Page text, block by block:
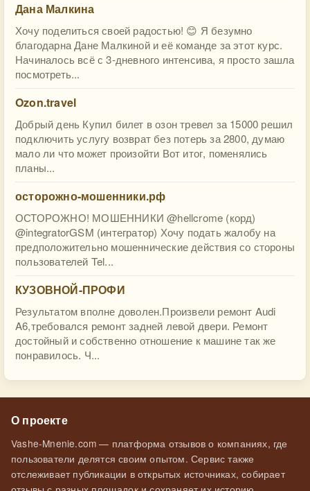
Дана Малкина
Хочу поделиться своей радостью! 😊 Я безумно
благодарна Дане Малкиной и её команде за этот курс.
Начиналось всё с 3-дневного интенсива, я просто зашла
посмотреть...
Ozon.travel
Добрый день Купил билет в озон тревел за 15000 решил
подключить услугу возврат без потерь за 2800, думаю
мало ли что может произойти Вот итог, поменялись
планы...
осторожно-мошенники.рф
ОСТОРОЖНО! МОШЕННИКИ @hellcrome (корд)
@integratorGSM (интегратор) Хочу подать жалобу на
предположительно мошеннические действия со стороны
пользователей Tel...
КУЗОВНОЙ-ПРОФИ
Результатом вполне доволен.Произвели ремонт Audi
A6,требовался ремонт задней левой двери. Ремонт
достойный и собственно отношение к машине так же
понравилось. Ч...
О проекте
Vashe-Mnenie.com — платформа отзывов о компаниях, где
пользователи делятся своим опытом. Сервис также
отслеживает публикации в открытых источниках, собирает